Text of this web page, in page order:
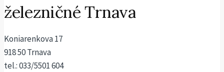
železničné Trnava
Koniarenkova 17
918 50 Trnava
tel.: 033/5501 604